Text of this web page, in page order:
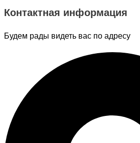
Контактная информация
Будем рады видеть вас по адресу